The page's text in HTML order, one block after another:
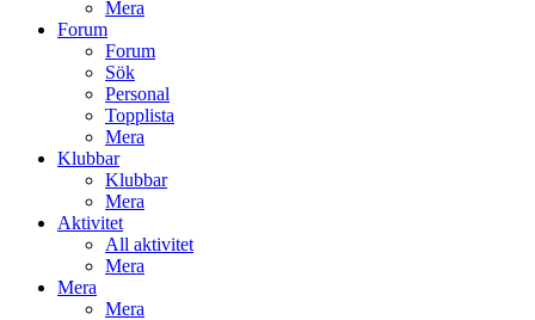
Mera
Forum
Forum
Sök
Personal
Topplista
Mera
Klubbar
Klubbar
Mera
Aktivitet
All aktivitet
Mera
Mera
Mera